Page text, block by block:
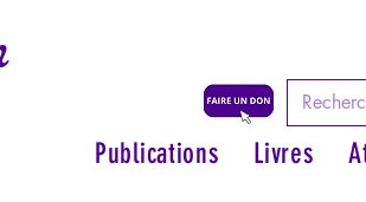
Publications Livres